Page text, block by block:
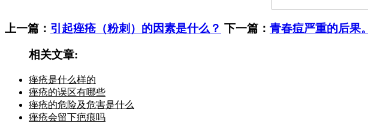
上一篇： 引起痤疮（粉刺）的因素是什么？ 下一篇： 青春痘严重的后果。
相关文章:
痤疮是什么样的
痤疮的误区有哪些
痤疮的危险及危害是什么
痤疮会留下疤痕吗